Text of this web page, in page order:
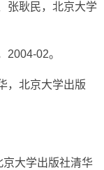
张耿民，北京大学
2004-02。
，北京大学出版
京大学出版社清华